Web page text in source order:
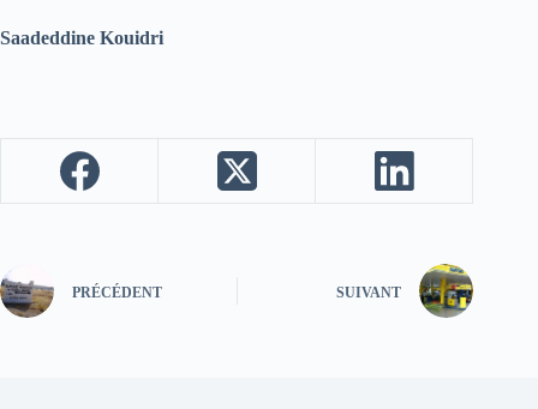
Saadeddine Kouidri
PRÉCÉDENT SUIVANT